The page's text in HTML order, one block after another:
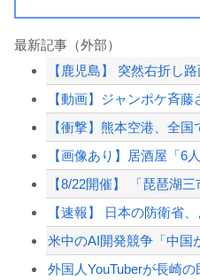
最新記事（外部）